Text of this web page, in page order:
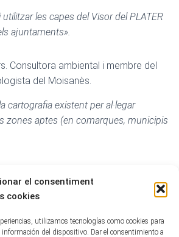
el consentiment
cookies
utilizamos tecnologías como cookies para
información del dispositivo. Dar el consentimiento a
utilitzar les capes del Visor del PLATER
ajuntaments».
Consultora ambiental i membre del
del Moisanès.
cartografia existent per al·legar
zones aptes (en comarques, municipis
per als ciutadans entitats i ajuntaments –
BÀSIQUES PLATER